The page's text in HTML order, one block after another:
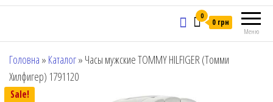
Меню
0
0 грн
Головна » Каталог» Часы мужские TOMMY HILFIGER (Томми
Хилфигер) 1791120
Sale!